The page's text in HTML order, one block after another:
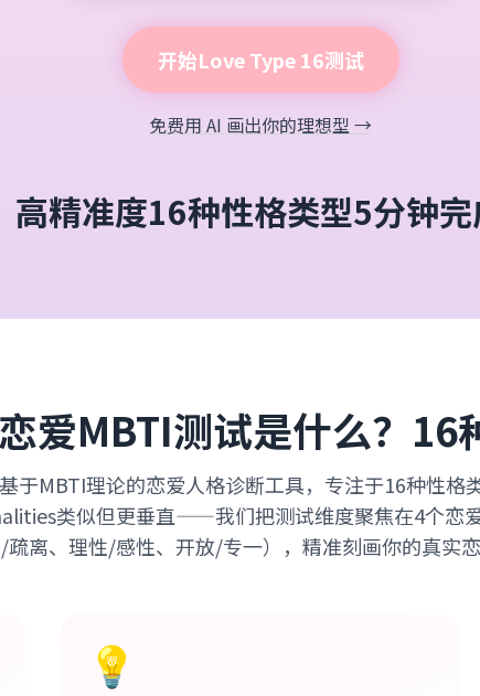
开始Love Type 16测试
免费用 AI 画出你的理想型 →
高精准度16种性格类型5分钟
爱MBTI测试是什么？16
于MBTI理论的恋爱人格诊断工具，专注于16种性格
类似但更垂直——我们把测试维度聚焦在4个恋爱
疏离、理性/感性、开放/专一），精准刻画你的真实恋
💡